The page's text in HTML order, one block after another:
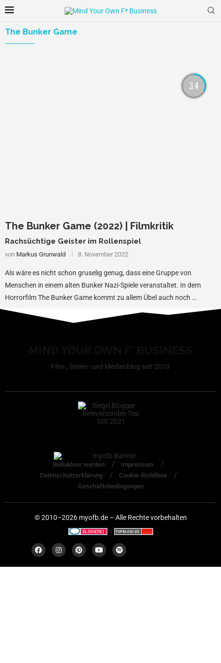
The Bunker Game
3.4
The Bunker Game (2022) | Filmkritik
Rachsüchtige Geister im Rollenspiel
von Markus Grunwald 8. November 2022
Als wäre es nicht schon gruselig genug, dass eine Gruppe von
Menschen in einem alten Bunker Nazi-Spiele veranstaltet. In dem
Horrorfilm The Bunker Game kommt zu allem Übel auch noch …
Film-, Serien- und Medienblog seit 2010
Redakteur werden
Impressum
Datenschutzerklärung
Cookie-Richtlinie
Geschäftsbedingungen
© 2010–2026 myofb.de – Alle Rechte vorbehalten